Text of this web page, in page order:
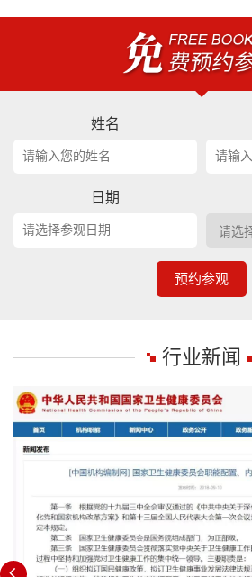
姓名
日期
预约参观
行业新闻